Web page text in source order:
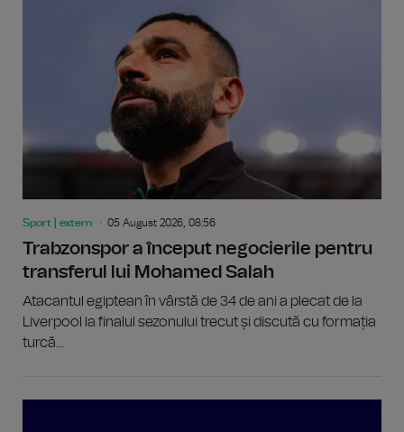
Sport | extern 05 August 2026, 08:56
Trabzonspor a început negocierile pentru
transferul lui Mohamed Salah
Atacantul egiptean în vârstă de 34 de ani a plecat de la
Liverpool la finalul sezonului trecut și discută cu formația
turcă...